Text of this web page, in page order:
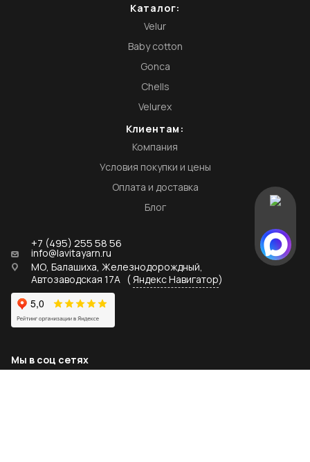
Каталог:
Velur
Baby cotton
Gonca
Chells
Velurex
Клиентам:
Компания
Условия покупки и цены
Оплата и доставка
Блог
+7 (495) 255 58 56
info@lavitayarn.ru
МО, Балашиха, Железнодорождный,
Автозаводская 17А (Яндекс Навигатор)
Мы в соц сетях